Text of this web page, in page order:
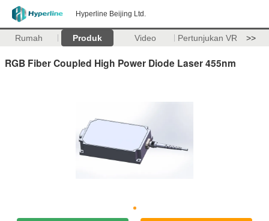
Hyperline Beijing Ltd.
Rumah Produk Video Pertunjukan VR >>
RGB Fiber Coupled High Power Diode Laser 455nm